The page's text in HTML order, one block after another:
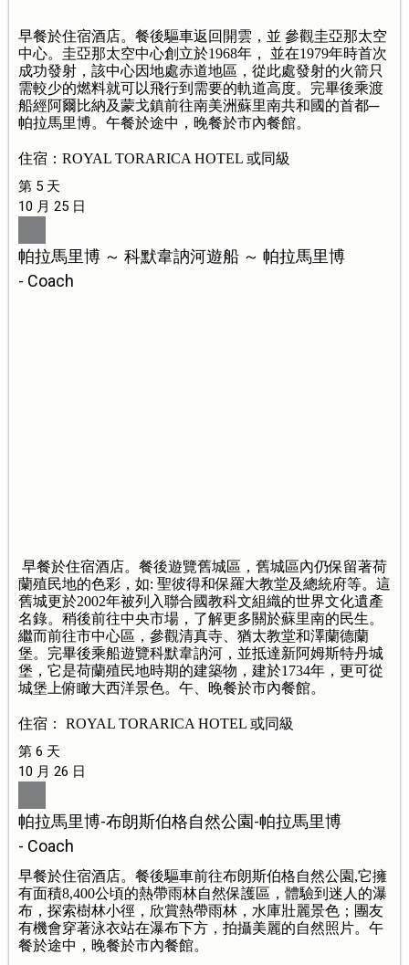
早餐於住宿酒店。餐後驅車返回開雲，並 參觀圭亞那太空
中心。圭亞那太空中心創立於1968年， 並在1979年時首次
成功發射，該中心因地處赤道地區，從此處發射的火箭只
需較少的燃料就可以飛行到需要的軌道高度。完畢後乘渡
船經阿爾比納及蒙戈鎮前往南美洲蘇里南共和國的首都─
帕拉馬里博。午餐於途中，晚餐於市內餐館。
住宿：ROYAL TORARICA HOTEL 或同級
第 5 天
10 月 25 日
帕拉馬里博 ～ 科默韋訥河遊船 ～ 帕拉馬里博
- Coach
早餐於住宿酒店。餐後遊覽舊城區，舊城區內仍保留著荷
蘭殖民地的色彩，如: 聖彼得和保羅大教堂及總統府等。這
舊城更於2002年被列入聯合國教科文組織的世界文化遺產
名錄。稍後前往中央市場，了解更多關於蘇里南的民生。
繼而前往市中心區，參觀清真寺、猶太教堂和澤蘭德蘭
堡。完畢後乘船遊覽科默韋訥河，並抵達新阿姆斯特丹城
堡，它是荷蘭殖民地時期的建築物，建於1734年，更可從
城堡上俯瞰大西洋景色。午、晚餐於市內餐館。
住宿： ROYAL TORARICA HOTEL 或同級
第 6 天
10 月 26 日
帕拉馬里博-布朗斯伯格自然公園-帕拉馬里博
- Coach
早餐於住宿酒店。餐後驅車前往布朗斯伯格自然公園,它擁
有面積8,400公頃的熱帶雨林自然保護區，體驗到迷人的瀑
布，探索樹林小徑，欣賞熱帶雨林，水庫壯麗景色；團友
有機會穿著泳衣站在瀑布下方，拍攝美麗的自然照片。午
餐於途中，晚餐於市內餐館。